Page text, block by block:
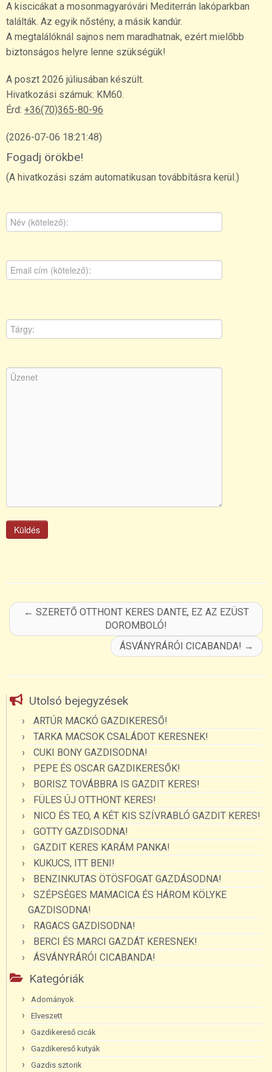
A kiscicákat a mosonmagyaróvári Mediterrán lakóparkban
találták. Az egyik nőstény, a másik kandúr.
A megtalálóknál sajnos nem maradhatnak, ezért mielőbb
biztonságos helyre lenne szükségük!
A poszt 2026 júliusában készült.
Hivatkozási számuk: KM60.
Érd: +36(70)365-80-96
(2026-07-06 18:21:48)
Fogadj örökbe!
(A hivatkozási szám automatikusan továbbításra kerül.)
← SZERETŐ OTTHONT KERES DANTE, EZ AZ EZÜST
DOROMBOLÓ!
ÁSVÁNYRÁRÓI CICABANDA! →
Utolsó bejegyzések
ARTÚR MACKÓ GAZDIKERESŐ!
TARKA MACSOK CSALÁDOT KERESNEK!
CUKI BONY GAZDISODNA!
PEPE ÉS OSCAR GAZDIKERESŐK!
BORISZ TOVÁBBRA IS GAZDIT KERES!
FÜLES ÚJ OTTHONT KERES!
NICO ÉS TEO, A KÉT KIS SZÍVRABLÓ GAZDIT KERES!
GOTTY GAZDISODNA!
GAZDIT KERES KARÁM PANKA!
KUKUCS, ITT BENI!
BENZINKUTAS ÖTÖSFOGAT GAZDÁSODNA!
SZÉPSÉGES MAMACICA ÉS HÁROM KÖLYKE
GAZDISODNA!
RAGACS GAZDISODNA!
BERCI ÉS MARCI GAZDÁT KERESNEK!
ÁSVÁNYRÁRÓI CICABANDA!
Kategóriák
Adományok
Elveszett
Gazdikereső cicák
Gazdikereső kutyák
Gazdis sztorik